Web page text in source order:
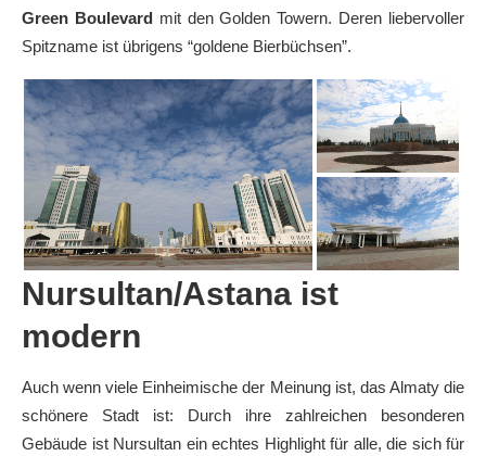
Green Boulevardmit den Golden Towern. Deren liebervoller
Spitzname ist übrigens “goldene Bierbüchsen”.
Nursultan/Astana ist
modern
Auch wenn viele Einheimische der Meinung ist, das Almaty die
schönere Stadt ist: Durch ihre zahlreichen besonderen
Gebäude ist Nursultan ein echtes Highlight für alle, die sich für